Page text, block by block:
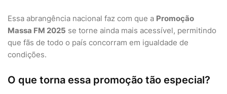
Essa abrangência nacional faz com que a Promoção
Massa FM 2025 se torne ainda mais acessível, permitindo
que fãs de todo o país concorram em igualdade de
condições.
O que torna essa promoção tão especial?